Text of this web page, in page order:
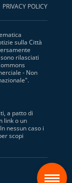
PRIVACY POLICY
sulla Città
rilasciati
- Non
".
a patto di
link o un
nessun caso i
scopi